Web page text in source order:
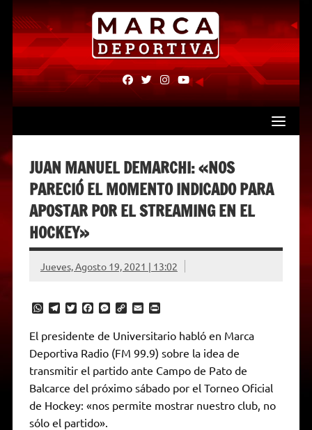
Skip
content
fab
fa-
fab
fa-
fab fab
JUAN MANUEL DEMARCHI: «NOS
PARECIÓ EL MOMENTO INDICADO PARA
APOSTAR POR EL STREAMING EN EL
HOCKEY»
Jueves, Agosto 19, 2021 | 13:02
W
t
s
A
p
p
T
e
g
a
m
T
t
t
r
F
e
b
o
k
M
s
s
e
n
g
e
C
p
y
L
n
k
E
i
l
P
n
t
F
r
i
n
El presidente de Universitario habló en Marca
Deportiva Radio (FM 99.9) sobre la idea de
transmitir el partido ante Campo de Pato de
Balcarce del próximo sábado por el Torneo Oficial
de Hockey: «nos permite mostrar nuestro club, no
sólo el partido».